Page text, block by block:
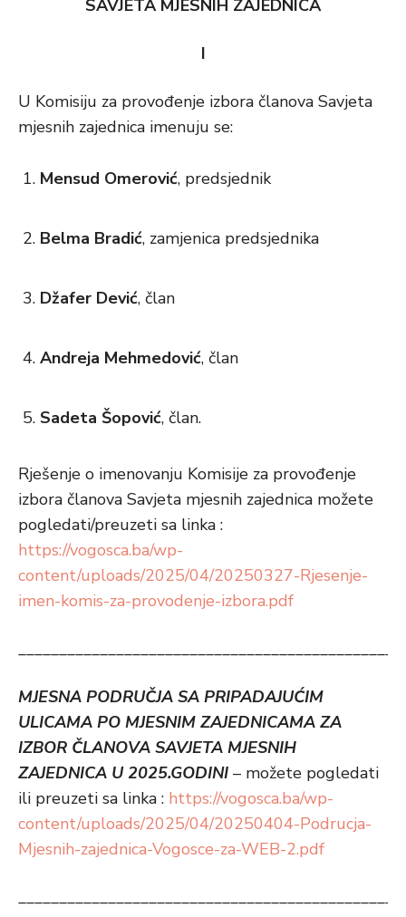
SAVJETA MJESNIH ZAJEDNICA
I
U Komisiju za provođenje izbora članova Savjeta
mjesnih zajednica imenuju se:
Mensud Omerović, predsjednik
Belma Bradić, zamjenica predsjednika
Džafer Dević, član
Andreja Mehmedović, član
Sadeta Šopović, član.
Rješenje o imenovanju Komisije za provođenje
izbora članova Savjeta mjesnih zajednica možete
pogledati/preuzeti sa linka :
https://vogosca.ba/wp-
content/uploads/2025/04/20250327-Rjesenje-
imen-komis-za-provodenje-izbora.pdf
MJESNA PODRUČJA SA PRIPADAJUĆIM
ULICAMA PO MJESNIM ZAJEDNICAMA ZA
IZBOR ČLANOVA SAVJETA MJESNIH
ZAJEDNICA U 2025.GODINI – možete pogledati
ili preuzeti sa linka : https://vogosca.ba/wp-
content/uploads/2025/04/20250404-Podrucja-
Mjesnih-zajednica-Vogosce-za-WEB-2.pdf